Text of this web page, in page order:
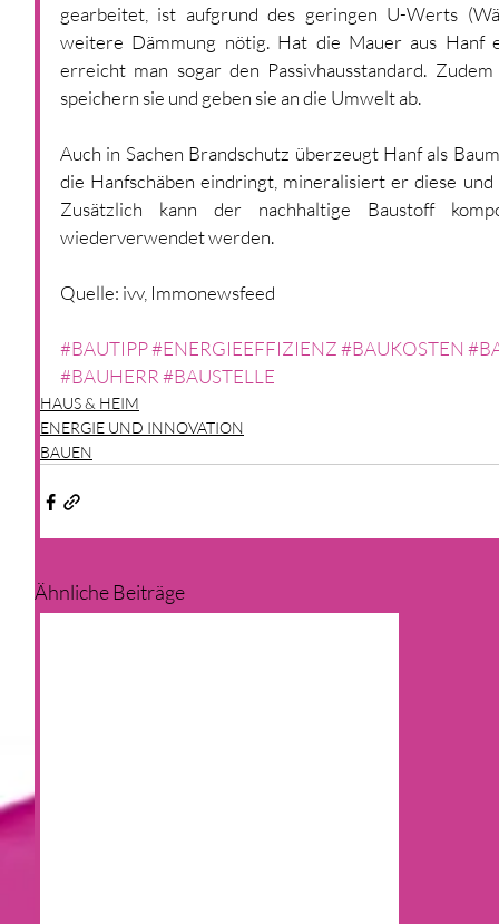
gearbeitet, ist aufgrund des geringen U-Werts
weitere Dämmung nötig. Hat die Mauer aus Hanf
erreicht man sogar den Passivhausstandard.
speichern sie und geben sie an die Umwelt ab.
Auch in Sachen Brandschutz überzeugt Hanf als
die Hanfschäben eindringt, mineralisiert er diese
Zusätzlich kann der nachhaltige Baustoff
wiederverwendet werden.
Quelle: ivv, Immonewsfeed
#BAUTIPP#ENERGIEEFFIZIENZ#BAUKOSTEN
#BAUHERR#BAUSTELLE
HAUS & HEIM
ENERGIE UND INNOVATION
BAUEN
Ähnliche Beiträge